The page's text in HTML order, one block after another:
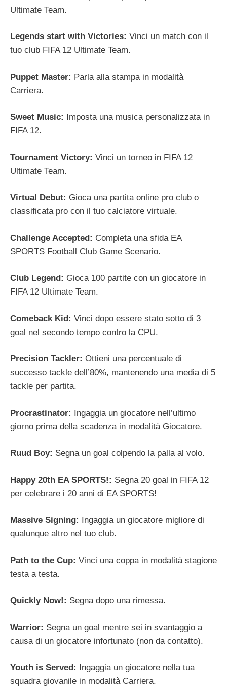
Ultimate Team.
Legends start with Victories: Vinci un match con il
tuo club FIFA 12 Ultimate Team.
Puppet Master: Parla alla stampa in modalità
Carriera.
Sweet Music:
Imposta una musica personalizzata in
FIFA 12.
Tournament Victory: Vinci un torneo in FIFA 12
Ultimate Team.
Virtual Debut: Gioca una partita online pro club o
classificata pro con il tuo calciatore virtuale.
Challenge Accepted: Completa una sfida EA
SPORTS Football Club Game Scenario.
Club Legend: Gioca 100 partite con un giocatore in
FIFA 12 Ultimate Team.
Comeback Kid: Vinci dopo essere stato sotto di 3
goal nel secondo tempo contro la CPU.
Precision Tackler: Ottieni una percentuale di
successo tackle dell’80%, mantenendo una media di 5
tackle per partita.
Procrastinator: Ingaggia un giocatore nell’ultimo
giorno prima della scadenza in modalità Giocatore.
Ruud Boy: Segna un goal colpendo la palla al volo.
Happy 20th EA SPORTS!: Segna 20 goal in FIFA 12
per celebrare i 20 anni di EA SPORTS!
Massive Signing:
Ingaggia un giocatore migliore di
qualunque altro nel tuo club.
Path to the Cup: Vinci una coppa in modalità stagione
testa a testa.
Quickly Now!: Segna dopo una rimessa.
Warrior: Segna un goal mentre sei in svantaggio a
causa di un giocatore infortunato (non da contatto).
Youth is Served:
Ingaggia un giocatore nella tua
squadra giovanile in modalità Carriera.